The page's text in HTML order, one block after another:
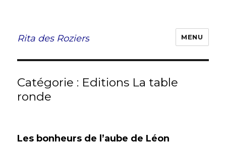
Rita des Roziers MENU
Catégorie : Editions La table
ronde
Les bonheurs de l’aube de Léon